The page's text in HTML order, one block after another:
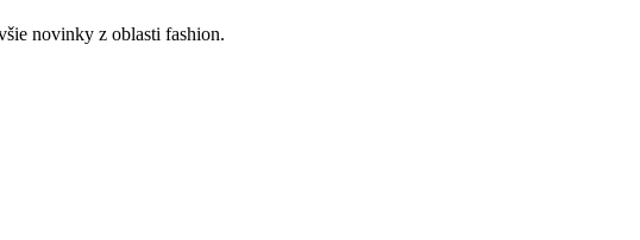
novinky z oblasti fashion.